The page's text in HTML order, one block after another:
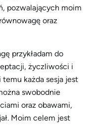
pozwalających moim
oraz
przykładam do
życzliwości i
każda sesja jest
swobodnie
oraz obawami,
Moim celem jest